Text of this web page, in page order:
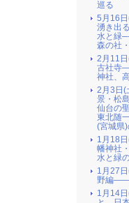
巡る
5月16
湧き出
水と緑
森の社
2月11
古社寺
神社、
2月3日(
景・松
仙台の
東北随
(宮城県
1月18
幡神社
水と緑
1月27
野編――
1月14